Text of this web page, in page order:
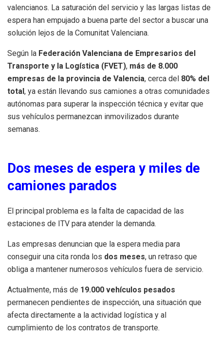
valencianos. La saturación del servicio y las largas listas de
espera han empujado a buena parte del sector a buscar una
solución lejos de la Comunitat Valenciana.
Según la Federación Valenciana de Empresarios del
Transporte y la Logística (FVET), más de 8.000
empresas de la provincia de Valencia, cerca del 80% del
total, ya están llevando sus camiones a otras comunidades
autónomas para superar la inspección técnica y evitar que
sus vehículos permanezcan inmovilizados durante
semanas.
Dos meses de espera y miles de
camiones parados
El principal problema es la falta de capacidad de las
estaciones de ITV para atender la demanda.
Las empresas denuncian que la espera media para
conseguir una cita ronda los dos meses, un retraso que
obliga a mantener numerosos vehículos fuera de servicio.
Actualmente, más de 19.000 vehículos pesados
permanecen pendientes de inspección, una situación que
afecta directamente a la actividad logística y al
cumplimiento de los contratos de transporte.